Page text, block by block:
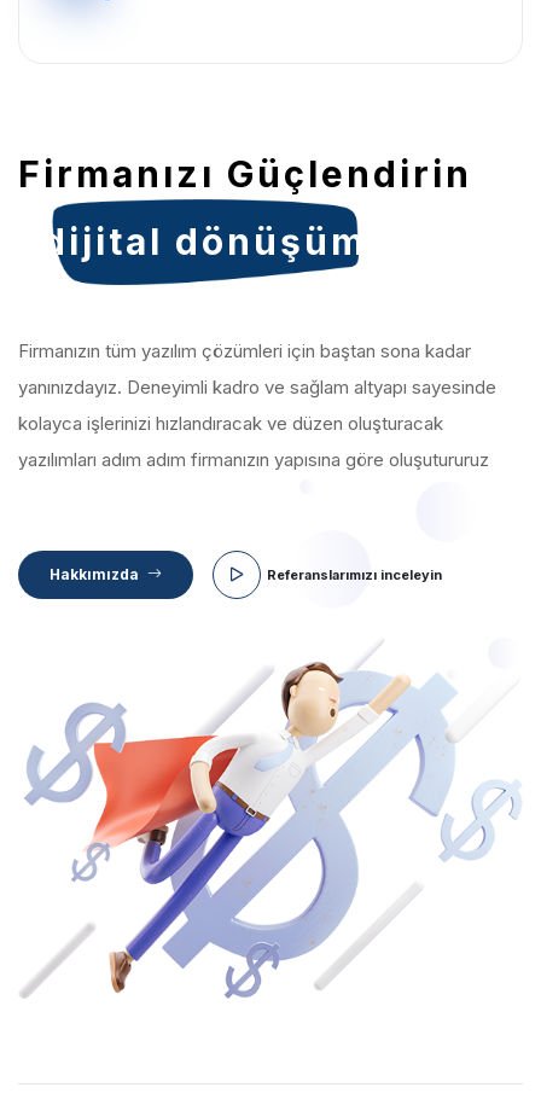
Firmanızı Güçlendirin
dijital dönüşüm
Firmanızın tüm yazılım çözümleri için baştan sona kadar
yanınızdayız. Deneyimli kadro ve sağlam altyapı sayesinde
kolayca işlerinizi hızlandıracak ve düzen oluşturacak
yazılımları adım adım firmanızın yapısına göre oluşutururuz
Hakkımızda Referanslarımızı inceleyin